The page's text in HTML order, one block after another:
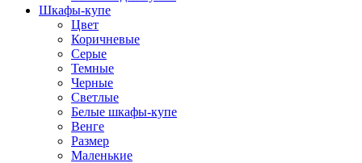
Шкафы-купе
Цвет
Коричневые
Серые
Темные
Черные
Светлые
Белые шкафы-купе
Венге
Размер
Маленькие